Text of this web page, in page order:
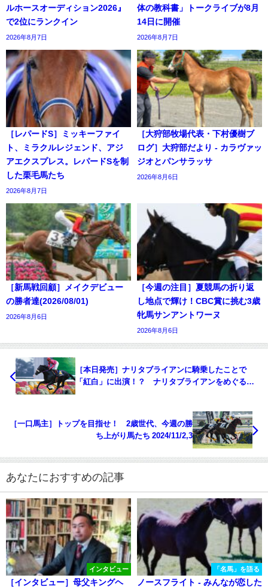
ルホースオーディション2026』
で2位にランクイン
2026年8月7日
体の教科書」トークライブが8月
14日に開催
2026年8月7日
［レパードS］ミッキーファイ
ト、ミラクルレジェンド、アジ
アエクスプレス。レパードSを制
した栗毛馬たち
2026年8月7日
［大狩部牧場代表・下村優樹ブ
ログ］大狩部だより - カラヴァッ
ジオとパンサラッサ
2026年8月6日
［新馬戦回顧］メイクデビュー
の勝者達(2026/08/01)
2026年8月6日
［今週の注目］夏競馬の折り返
し地点で輝け！CBC賞に挑む3歳
牝馬サンアントワーヌ
2026年8月6日
［本日発売］ナリタブライアンに騎乗したことで
「紅白」に出演！？ ナリタブライアンをめぐる
［一口馬主］トップを目指せ！ 2歳世代、今週の勝
ち上がり馬たち 2024/11/2,3
あなたにおすすめの記事
インタビュー
［インタビュー］母父キングヘ
「名馬」を語る
ノースフライト - みんなが恋した